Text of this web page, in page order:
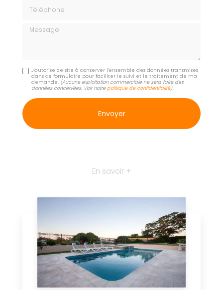
Message
J'autorise ce site à conserver l'ensemble des données transmises
dans ce formulaire pour faciliter le suivi et le traitement de ma
demande. (Aucune exploitation commerciale ne sera faite des
données concervées. Voir notrepolitique de confidentialité)
En savoir +